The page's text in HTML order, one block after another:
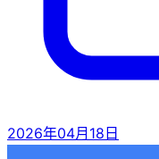
2026年04月18日